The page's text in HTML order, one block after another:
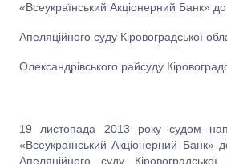
«Всеукраїнський Акціонерний Банк»
Апеляційного суду Кіровоградської
Олександрівського райсуду
19 листопада 2013 року судом
«Всеукраїнський Акціонерний
Апеляційного суду